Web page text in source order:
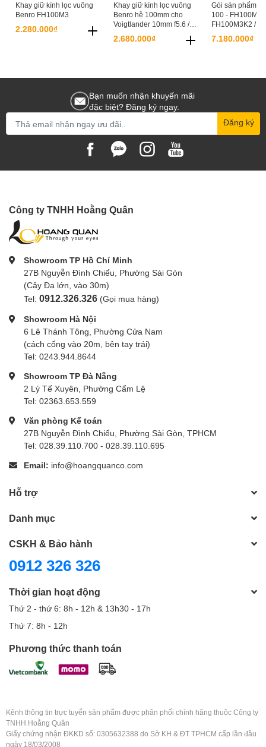
Khay giữ kính lọc vuông
Benro FH100M3
2.280.000₫
Khay giữ kính lọc vuông
Benro hệ 100mm cho
Voigtlander 10mm f5.6 /
12mm f5.6 / 15mm f4.5 /
21mm f1.8 / 21mm f1.4 /
2.680.000₫
Gói sản phẩm
100 -
FH100M3K2 /
7.180.000₫
Bạn muốn nhận khuyến mãi
đặc biệt? Đăng ký ngay.
Đăng ký
Công ty TNHH Hoằng Quân
Showroom TP Hồ Chí Minh
27B Nguyễn Đình Chiểu, Phường Sài Gòn
(Cây Đa lớn, vào 30m)
Tel: 0912.326.326 (Gọi mua hàng)
Showroom Hà Nội
6 Lê Thánh Tông, Phường Cửa Nam
(cách cổng vào 20m, bên tay trái)
Tel: 0243.944.8644
Showroom TP Đà Nẵng
2 Lý Tế Xuyên, Phường Cẩm Lệ
Tel: 02363.653.559
Văn phòng Kế toán
27B Nguyễn Đình Chiểu, Phường Sài Gòn, TPHCM
Tel: 028.39.110.700 - 028.39.110.695
Email: info@hoangquanco.com
Hỗ trợ
Danh mục
CSKH & Bảo hành
0912 326 326
Thời gian hoạt động
Thứ 2 - thứ 6: 8h - 12h & 13h30 - 17h
Thứ 7: 8h - 12h
Phương thức thanh toán
Kênh thông tin trực tuyến sản phẩm được phân phối chính hãng thuộc Công ty
TNHH Hoằng Quân
Giấy chứng nhận ĐKKD số: 0305632388 do Sở KH & ĐT TPHCM cấp lần đầu
ngày 18/03/2008